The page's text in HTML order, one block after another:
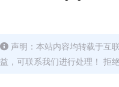
声明：本站内容均转载于互
益，可联系我们进行处理！ 拒